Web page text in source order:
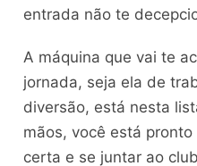
entrada não te
A máquina que vai te
jornada, seja ela de
diversão, está nesta
mãos, você está
certa e se juntar ao